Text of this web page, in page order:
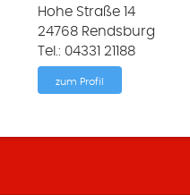
Hohe Straße 14
24768 Rendsburg
Tel.: 04331 21188
zum Profil